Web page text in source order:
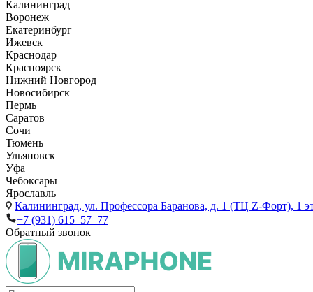
Калининград
Воронеж
Екатеринбург
Ижевск
Краснодар
Красноярск
Нижний Новгород
Новосибирск
Пермь
Саратов
Сочи
Тюмень
Ульяновск
Уфа
Чебоксары
Ярославль
Калининград, ул. Профессора Баранова, д. 1 (ТЦ Z-Форт), 1
+7 (931) 615‒57‒77
Обратный звонок